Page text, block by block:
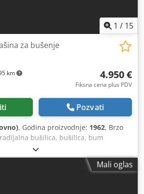
1 / 15
km
za bušenje
4.950 €
Fiksna cena plus PDV
Pozvati
, Godina proizvodnje: 1962, Brzo
bušilica, bušilica, bum
bušilica -Stezni sto: 400 k 1100 mm
Csdpfx Ahjirax Uocoha -Konus nosač:
1,35 / 1,8 kV -Brzine: 41-1700 rpm -
125 mm -Uređaj za
0.075 - 0.3 mm/obaj -Dimenzije:
Mali oglas